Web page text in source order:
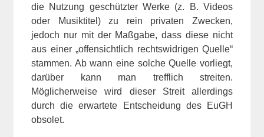
die Nutzung geschützter Werke (z. B. Videos
oder Musiktitel) zu rein privaten Zwecken,
jedoch nur mit der Maßgabe, dass diese nicht
aus einer „offensichtlich rechtswidrigen Quelle“
stammen. Ab wann eine solche Quelle vorliegt,
darüber kann man trefflich streiten.
Möglicherweise wird dieser Streit allerdings
durch die erwartete Entscheidung des EuGH
obsolet.